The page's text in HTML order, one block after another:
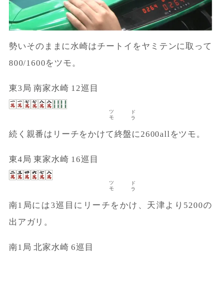
勢いそのままに水崎はチートイをヤミテンに取って
800/1600をツモ。
東3局 南家水崎 12巡目
ツモ ドラ
続く親番はリーチをかけて終盤に2600allをツモ。
東4局 東家水崎 16巡目
ツモ ドラ
南1局には3巡目にリーチをかけ、天津より5200の
出アガリ。
南1局 北家水崎 6巡目